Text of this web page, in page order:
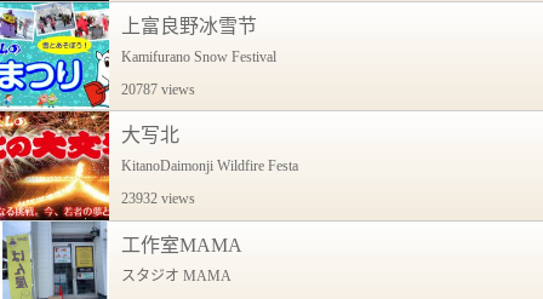
上富良野冰雪节
Kamifurano Snow Festival
20787 views
大写北
KitanoDaimonji Wildfire Festa
23932 views
工作室MAMA
スタジオ MAMA